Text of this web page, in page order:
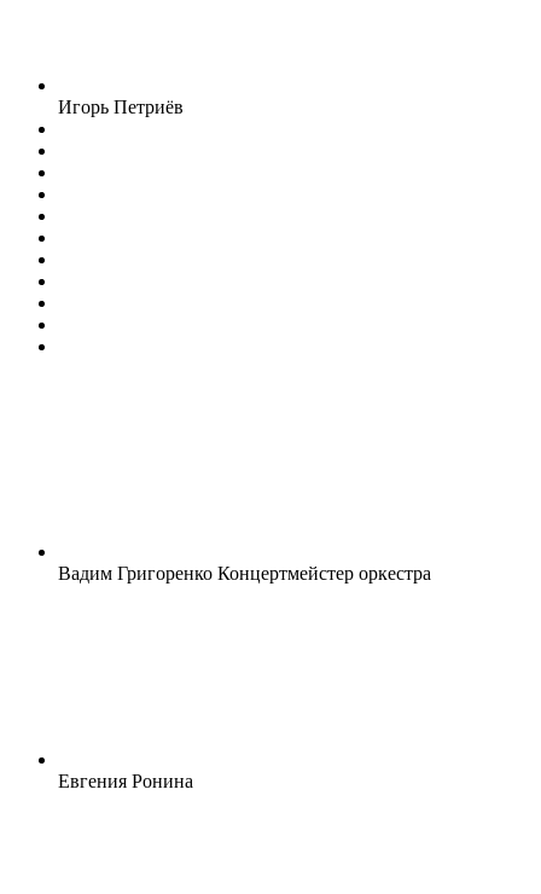
Игорь Петриёв
Вадим Григоренко Концертмейстер оркестра
Евгения Ронина